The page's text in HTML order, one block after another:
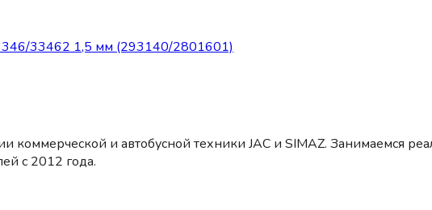
33462 1,5 мм (293140/2801601)
и автобусной техники JAC и SIMAZ. Занимаемся
c 2012 года.